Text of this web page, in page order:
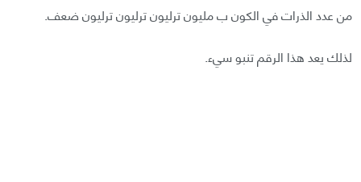
من عدد الذرات في الكون ب مليون ترليون ترليون ترليون ضعف.
لذلك يعد هذا الرقم تنبو سيء.